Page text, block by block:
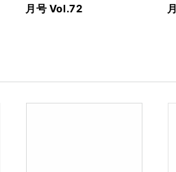
月号 Vol.72